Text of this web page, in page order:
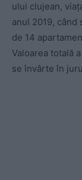
ului clujean,
anul 2019,
de 14
Valoarea totală
se învârte în